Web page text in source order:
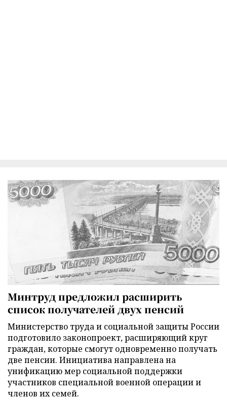
Минтруд предложил расширить
список получателей двух пенсий
Министерство труда и социальной защиты России
подготовило законопроект, расширяющий круг
граждан, которые смогут одновременно получать
две пенсии. Инициатива направлена на
унификацию мер социальной поддержки
участников специальной военной операции и
членов их семей.